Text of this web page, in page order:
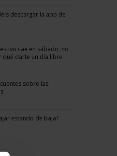
descargar la app de
cae en sábado, no
qué darte un día libre
sobre las
estando de baja?